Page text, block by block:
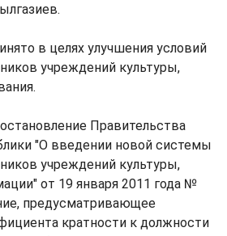
в целях улучшения условий
учреждений культуры,
Правительства
"О введении новой системы
учреждений культуры,
от 19 января 2011 года №
предусматривающее
кратности к должности